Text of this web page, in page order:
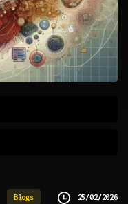
Blogs 25/02/2026